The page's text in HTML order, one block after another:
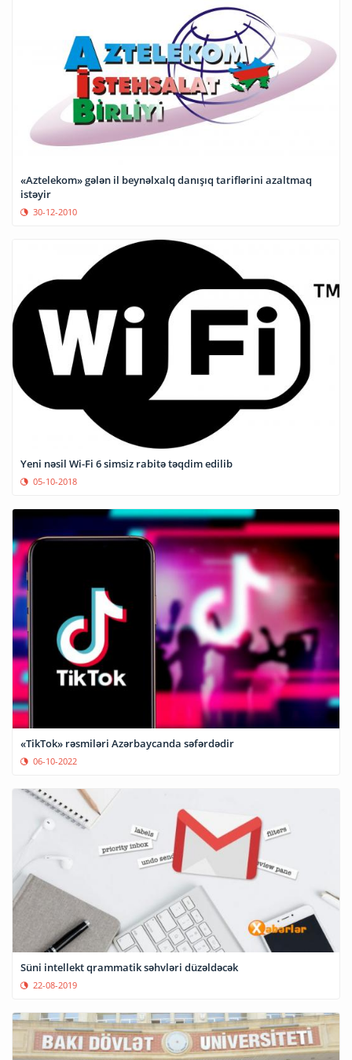
«Aztelekom» gələn il beynəlxalq danışıq tariflərini azaltmaq
istəyir
30-12-2010
Yeni nəsil Wi-Fi 6 simsiz rabitə təqdim edilib
05-10-2018
«TikTok» rəsmiləri Azərbaycanda səfərdədir
06-10-2022
Süni intellekt qrammatik səhvləri düzəldəcək
22-08-2019